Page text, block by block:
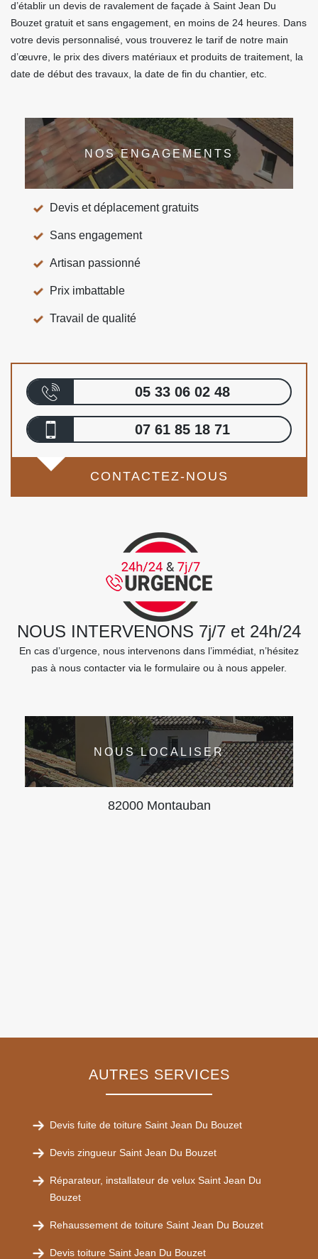
d’établir un devis de ravalement de façade à Saint Jean Du
Bouzet gratuit et sans engagement, en moins de 24 heures. Dans
votre devis personnalisé, vous trouverez le tarif de notre main
d’œuvre, le prix des divers matériaux et produits de traitement, la
date de début des travaux, la date de fin du chantier, etc.
NOS ENGAGEMENTS
Devis et déplacement gratuits
Sans engagement
Artisan passionné
Prix imbattable
Travail de qualité
05 33 06 02 48
07 61 85 18 71
CONTACTEZ-NOUS
NOUS INTERVENONS 7j/7 et 24h/24
En cas d’urgence, nous intervenons dans l’immédiat, n’hésitez
pas à nous contacter via le formulaire ou à nous appeler.
NOUS LOCALISER
82000 Montauban
AUTRES SERVICES
Devis fuite de toiture Saint Jean Du Bouzet
Devis zingueur Saint Jean Du Bouzet
Réparateur, installateur de velux Saint Jean Du
Bouzet
Rehaussement de toiture Saint Jean Du Bouzet
Devis toiture Saint Jean Du Bouzet